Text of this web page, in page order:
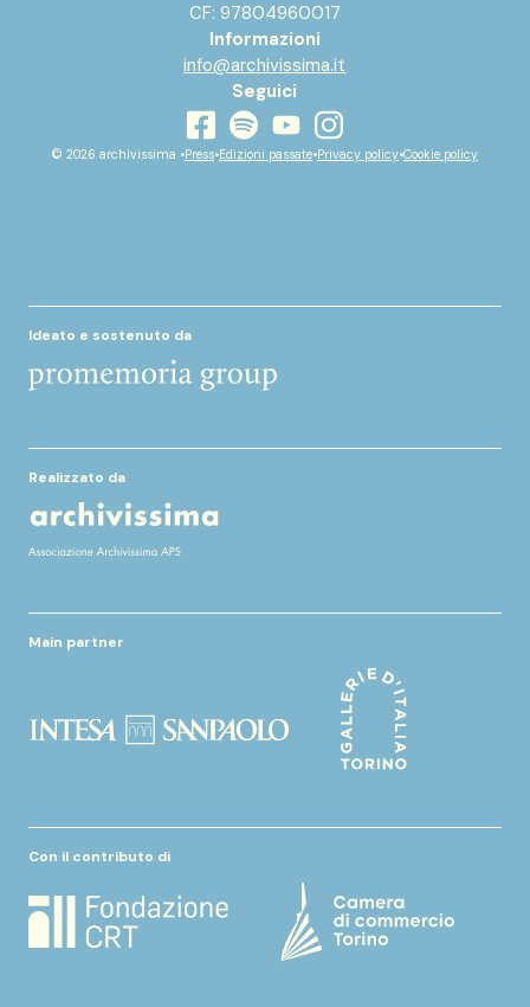
CF: 97804960017
Informazioni
info@archivissima.it
Seguici
facebook
spotifyyoutubeinstagram
© 2026 archivissima •Press•Edizioni passate•Privacy policy•Cookie policy
Ideato e sostenuto da
Realizzato da
Main partner
Con il contributo di